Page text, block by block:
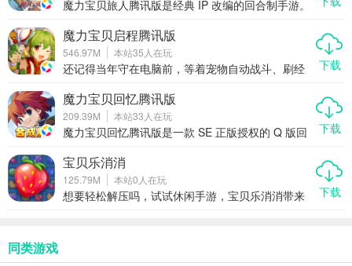
魔力宝贝旅人腾讯版是经典 IP 改编的回合制手游。
证了网络稳定。小编认为这是怀旧玩家的首选。核
心价值在于还原经典玩法。
魔力宝贝启程腾讯版
546.97M 本站35 人在玩
还记得当年守在电脑前，等着宠物自动战斗、刷经
王国，如今以全新的姿态归来——魔力宝贝启程腾
讯版，不仅完美复刻了经典玩法，还加入了更适合
现代玩家的挂机放置系统，让你随时随地都能重温
青春回忆。这不仅仅是一款手游，更是一场跨越时
果你还记得和好友并肩挑战国王的热血时刻，那么
这一次，别再错过。
下载
魔力宝贝回忆腾讯版
209.39M 本站33 人在玩
魔力宝贝回忆腾讯版是一款 SE 正版授权的 Q 版回
体验原制原味的手动战斗。带大家重温法兰城。找
回真魔力的回忆。
下载
宝贝乐消消
125.79M 本站0 人在玩
想要轻松解压吗，试试休闲手游，宝贝乐消消带来
下载
同类游戏